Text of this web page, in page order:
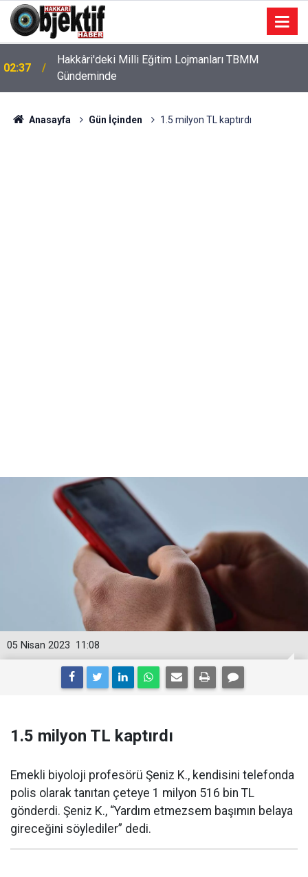
02:37
Hakkâri'deki Milli Eğitim Lojmanları TBMM
Gündeminde
Anasayfa Gün İçinden 1.5 milyon TL kaptırdı
11:08
05 Nisan 2023
1.5 milyon TL kaptırdı
Emekli biyoloji profesörü Şeniz K., kendisini telefonda
polis olarak tanıtan çeteye 1 milyon 516 bin TL
gönderdi. Şeniz K., “Yardım etmezsem başımın belaya
gireceğini söylediler” dedi.